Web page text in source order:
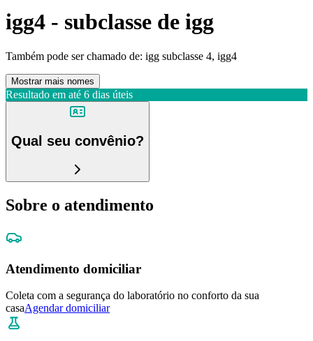
igg4 - subclasse de igg
Também pode ser chamado de: igg subclasse 4, igg4
Mostrar mais nomes
Resultado em até 6 dias úteis
Qual seu convênio?
Sobre o atendimento
Atendimento domiciliar
Coleta com a segurança do laboratório no conforto da sua
casaAgendar domiciliar